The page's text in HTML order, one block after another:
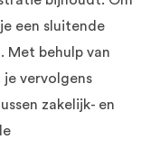
een sluitende
Met behulp van
vervolgens
zakelijk- en